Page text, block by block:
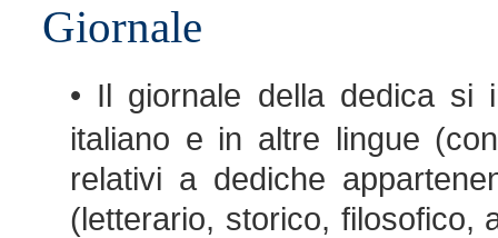
Giornale
• Il giornale della dedica si
italiano e in altre lingue
relativi a dediche
(letterario, storico, filosofico,